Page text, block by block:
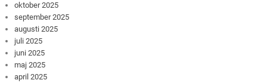
oktober 2025
september 2025
augusti 2025
juli 2025
juni 2025
maj 2025
april 2025